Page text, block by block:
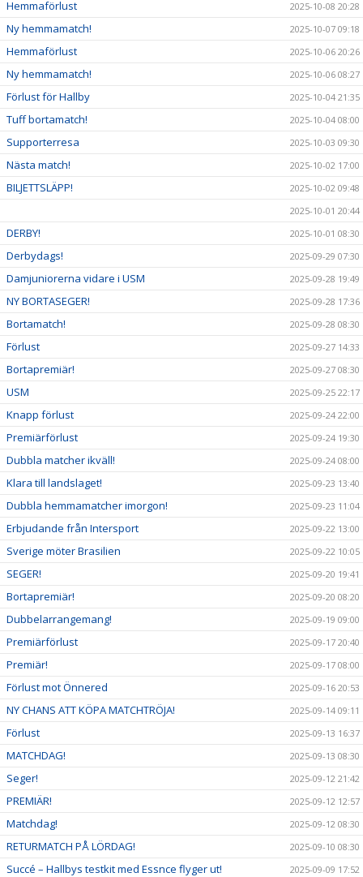
Hemmaförlust 2025-10-08 20:28
Ny hemmamatch! 2025-10-07 09:18
Hemmaförlust 2025-10-06 20:26
Ny hemmamatch! 2025-10-06 08:27
Förlust för Hallby 2025-10-04 21:35
Tuff bortamatch! 2025-10-04 08:00
Supporterresa 2025-10-03 09:30
Nästa match! 2025-10-02 17:00
BILJETTSLÄPP!
2025-10-02 09:48
2025-10-01 20:44
DERBY! 2025-10-01 08:30
Derbydags! 2025-09-29 07:30
Damjuniorerna vidare i USM 2025-09-28 19:49
NY BORTASEGER! 2025-09-28 17:36
Bortamatch! 2025-09-28 08:30
Förlust 2025-09-27 14:33
Bortapremiär! 2025-09-27 08:30
USM 2025-09-25 22:17
Knapp förlust 2025-09-24 22:00
Premiärförlust 2025-09-24 19:30
Dubbla matcher ikväll! 2025-09-24 08:00
Klara till landslaget! 2025-09-23 13:40
Dubbla hemmamatcher imorgon! 2025-09-23 11:04
Erbjudande från Intersport 2025-09-22 13:00
Sverige möter Brasilien 2025-09-22 10:05
SEGER! 2025-09-20 19:41
Bortapremiär! 2025-09-20 08:20
Dubbelarrangemang! 2025-09-19 09:00
Premiärförlust 2025-09-17 20:40
Premiär! 2025-09-17 08:00
Förlust mot Önnered 2025-09-16 20:53
NY CHANS ATT KÖPA MATCHTRÖJA! 2025-09-14 09:11
Förlust 2025-09-13 16:37
MATCHDAG! 2025-09-13 08:30
Seger! 2025-09-12 21:42
PREMIÄR! 2025-09-12 12:57
Matchdag! 2025-09-12 08:30
RETURMATCH PÅ LÖRDAG! 2025-09-10 08:30
Succé – Hallbys testkit med Essnce flyger ut! 2025-09-09 17:52